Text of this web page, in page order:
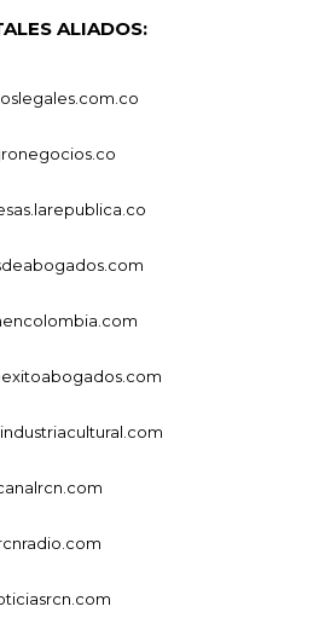
ALIADOS: